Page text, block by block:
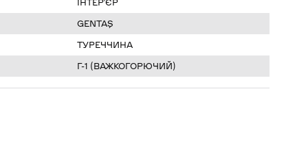
GENTAŞ
ТУРЕЧЧИНА
Г-1 (ВАЖКОГОРЮЧИЙ)